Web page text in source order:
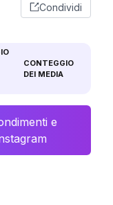
Condividi
CONTEGGIO
DEI MEDIA
e